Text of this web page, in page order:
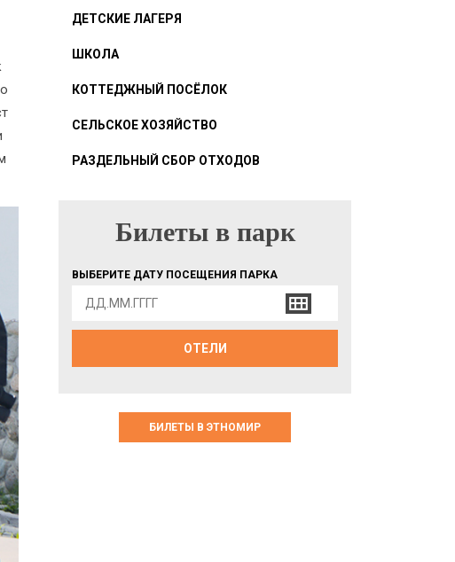
ДЕТСКИЕ ЛАГЕРЯ
ШКОЛА
КОТТЕДЖНЫЙ ПОСЁЛОК
СЕЛЬСКОЕ ХОЗЯЙСТВО
РАЗДЕЛЬНЫЙ СБОР ОТХОДОВ
БИЛЕТЫ В ПАРК
Билеты в парк
ВЫБЕРИТЕ ДАТУ ПОСЕЩЕНИЯ ПАРКА
ОТЕЛИ
БИЛЕТЫ В ЭТНОМИР